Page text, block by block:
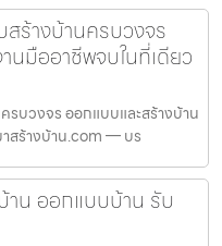
ร้างบ้านครบวงจร
นมืออาชีพจบในที่เดียว
รบวงจร ออกแบบและสร้างบ้าน
สร้างบ้าน.com — บร
าน ออกแบบบ้าน รับ